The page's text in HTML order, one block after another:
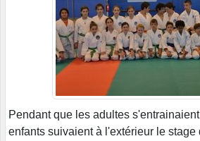
Pendant que les adultes
enfants suivaient à l'extérieur le stage